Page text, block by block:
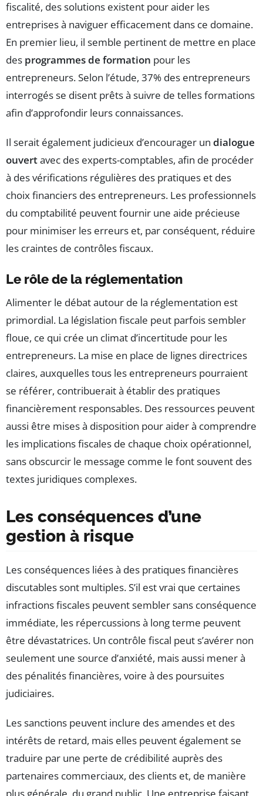
fiscalité, des solutions existent pour aider les
entreprises à naviguer efficacement dans ce domaine.
En premier lieu, il semble pertinent de mettre en place
des programmes de formation pour les
entrepreneurs. Selon l’étude, 37% des entrepreneurs
interrogés se disent prêts à suivre de telles formations
afin d’approfondir leurs connaissances.
Il serait également judicieux d’encourager un dialogue
ouvertavec des experts-comptables, afin de procéder
à des vérifications régulières des pratiques et des
choix financiers des entrepreneurs. Les professionnels
du comptabilité peuvent fournir une aide précieuse
pour minimiser les erreurs et, par conséquent, réduire
les craintes de contrôles fiscaux.
Le rôle de la réglementation
Alimenter le débat autour de la réglementation est
primordial. La législation fiscale peut parfois sembler
floue, ce qui crée un climat d’incertitude pour les
entrepreneurs. La mise en place de lignes directrices
claires, auxquelles tous les entrepreneurs pourraient
se référer, contribuerait à établir des pratiques
financièrement responsables. Des ressources peuvent
aussi être mises à disposition pour aider à comprendre
les implications fiscales de chaque choix opérationnel,
sans obscurcir le message comme le font souvent des
textes juridiques complexes.
Les conséquences d’une
gestion à risque
Les conséquences liées à des pratiques financières
discutables sont multiples. S’il est vrai que certaines
infractions fiscales peuvent sembler sans conséquence
immédiate, les répercussions à long terme peuvent
être dévastatrices. Un contrôle fiscal peut s’avérer non
seulement une source d’anxiété, mais aussi mener à
des pénalités financières, voire à des poursuites
judiciaires.
Les sanctions peuvent inclure des amendes et des
intérêts de retard, mais elles peuvent également se
traduire par une perte de crédibilité auprès des
partenaires commerciaux, des clients et, de manière